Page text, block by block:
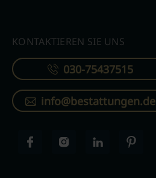
KONTAKTIEREN SIE UNS
030-75437515
info@bestattungen.de